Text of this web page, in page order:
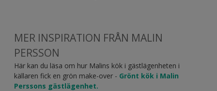
MER INSPIRATION FRÅN MALIN
PERSSON
Här kan du läsa om hur Malins kök i gästlägenheten i
källaren fick en grön make-over - Grönt kök i Malin
Perssons gästlägenhet.